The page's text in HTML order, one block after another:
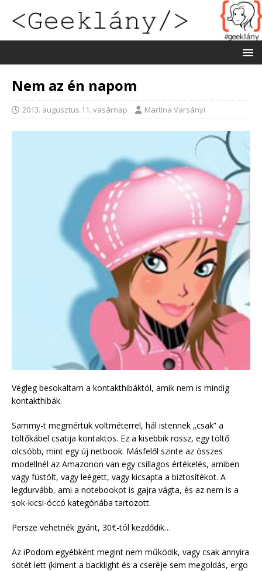
Nem az én napom
2013. augusztus 11. vasárnap Martina Varsányi
Végleg besokaltam a kontakthibáktól, amik nem is mindig
kontakthibák.
Sammy-t megmértük voltméterrel, hál istennek „csak” a
töltőkábel csatija kontaktos. Ez a kisebbik rossz, egy töltő
olcsóbb, mint egy új netbook. Másfelől szinte az összes
modellnél az Amazonon van egy csillagos értékelés, amiben
vagy füstölt, vagy leégett, vagy kicsapta a biztosítékot. A
legdurvább, ami a notebookot is gajra vágta, és az nem is a
sok-kicsi-óccó kategóriába tartozott.
Persze vehetnék gyárit, 30€-tól kezdődik…
Az iPodom egyébként megint nem működik, vagy csak annyira
sötét lett (kiment a backlight és a cseréje sem megoldás, ergo